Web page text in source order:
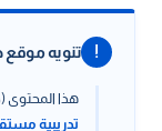
! تنويه موقع
هذا المحتوى
تدريبية